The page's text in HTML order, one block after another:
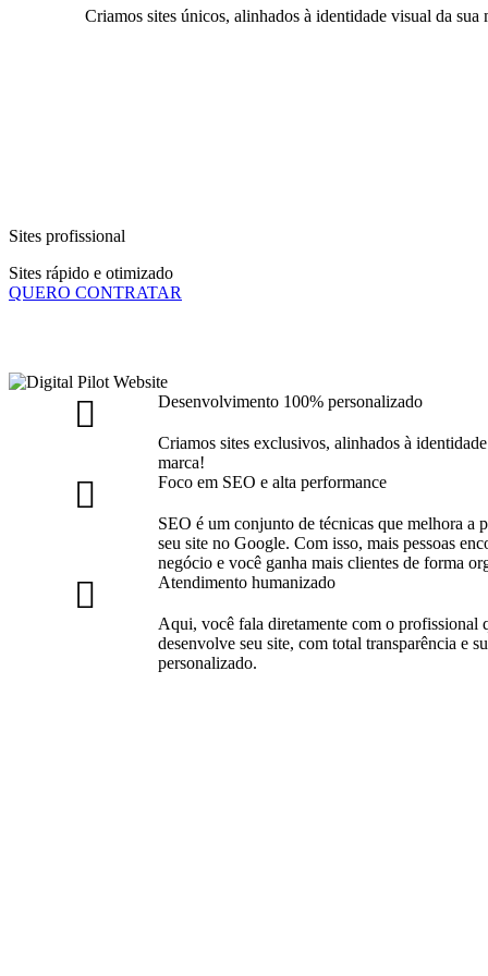
Criamos sites únicos, alinhados à identidade visual da
Sites profissional
Sites rápido e otimizado
QUERO CONTRATAR
Desenvolvimento 100% personalizado
Criamos sites exclusivos, alinhados à
marca!
Foco em SEO e alta performance
SEO é um conjunto de técnicas que melhora a
seu site no Google. Com isso, mais pessoas
negócio e você ganha mais clientes de forma
Atendimento humanizado
Aqui, você fala diretamente com o profissional
desenvolve seu site, com total transparência e
personalizado.